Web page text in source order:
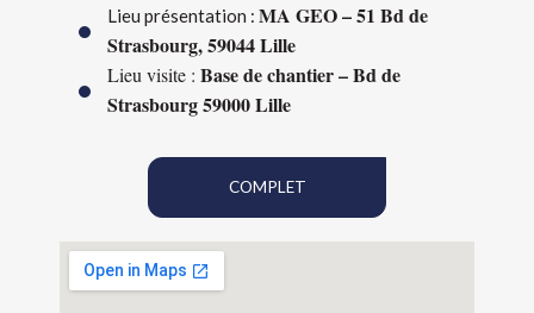
Lieu présentation : MA GEO –51 Bd de
Strasbourg, 59044 Lille
Lieu visite : Base de chantier – Bd de
Strasbourg 59000 Lille
COMPLET